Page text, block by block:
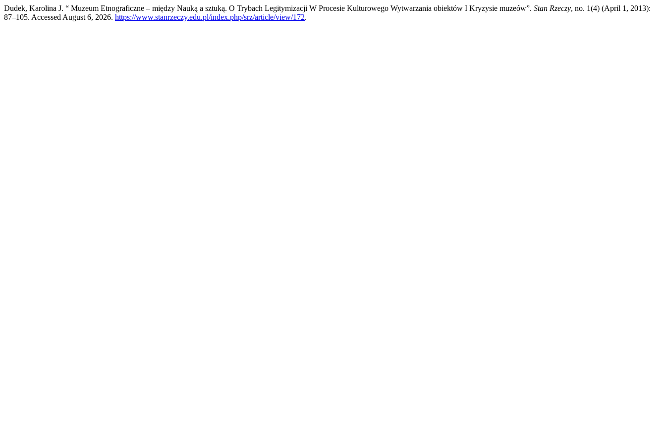
Dudek, Karolina J. “ Muzeum Etnograficzne – między Nauką a sztuką. O Trybach Legitymizacji W Procesie Kulturowego Wytwarzania obiektów I Kryzysie muzeów”. Stan Rzeczy, no. 1(4) (April 1, 2013):
87–105. Accessed August 6, 2026. https://www.stanrzeczy.edu.pl/index.php/srz/article/view/172.